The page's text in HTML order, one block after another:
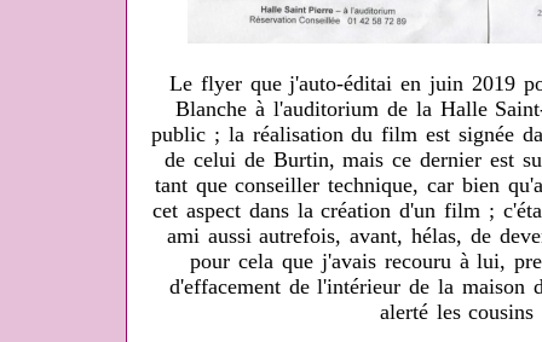
Le flyer que j'auto-éditai en juin 2019
Blanche à l'auditorium de la Halle
public ; la réalisation du film est signée
de celui de Burtin, mais ce dernier est
tant que conseiller technique, car bien
cet aspect dans la création d'un film ;
ami aussi autrefois, avant, hélas, de
pour cela que j'avais recouru à lui,
d'effacement de l'intérieur de la maison
alerté les